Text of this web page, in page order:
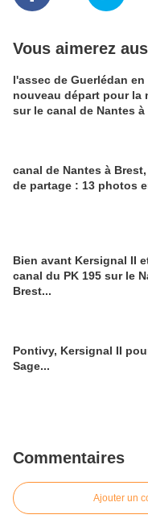
Vous aimerez
l'assec de Guerlédan
nouveau départ pour la
sur le canal de Nantes à
canal de Nantes à
de partage : 13 photos
Bien avant Kersignal II
canal du PK 195 sur le
Brest...
Pontivy, Kersignal II
Sage...
Commentaires
Ajouter un